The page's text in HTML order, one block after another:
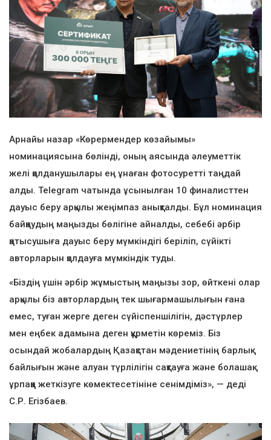
Арнайы назар «Көрермендер көзайымы»
номинациясына бөлінді, оның аясында әлеуметтік
желі қолданушылары ең ұнаған фотосуретті таңдай
алды. Telegram чатында ұсынылған 10 финалисттен
дауыс беру арқылы жеңімпаз анықталды. Бұл номинация
байқаудың маңызды бөлігіне айналды, себебі әрбір
қатысушыға дауыс беру мүмкіндігі беріліп, сүйікті
авторларын қолдауға мүмкіндік туды.
«Біздің үшін әрбір жұмыстың маңызы зор, өйткені олар
арқылы біз авторлардың тек шығармашылығын ғана
емес, туған жерге деген сүйіспеншілігін, дәстүрлер
мен еңбек адамына деген құрметін көреміз. Біз
осындай жобалардың Қазақстан мәдениетінің барлық
байлығын және алуан түрлілігін сақтауға және болашақ
ұрпаққа жеткізуге көмектесетініне сенімдіміз», — деді
С.Р. Егізбаев.